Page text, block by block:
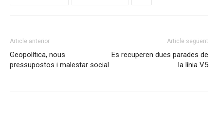
Article anterior
Geopolítica, nous
pressupostos i malestar social
Article següent
Es recuperen dues parades de
la línia V5